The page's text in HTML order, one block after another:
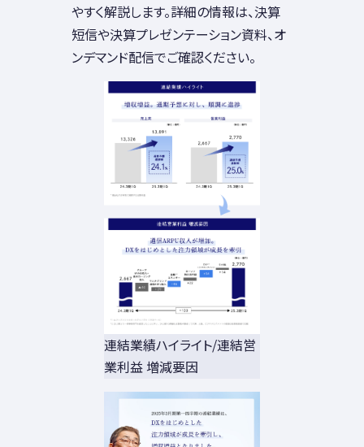
やすく解説します。詳細の情報は、決算
短信や決算プレゼンテーション資料、オ
ンデマンド配信でご確認ください。
連結業績ハイライト/連結営
業利益 増減要因